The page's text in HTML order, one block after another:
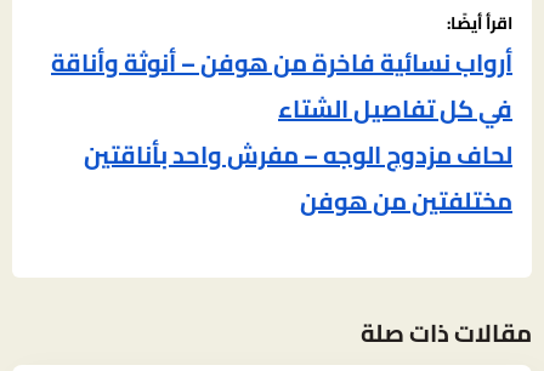
اقرأ أيضًا:
أرواب نسائية فاخرة من هوفن – أنوثة وأناقة
في كل تفاصيل الشتاء
لحاف مزدوج الوجه – مفرش واحد بأناقتين
مختلفتين من هوفن
مقالات ذات صلة